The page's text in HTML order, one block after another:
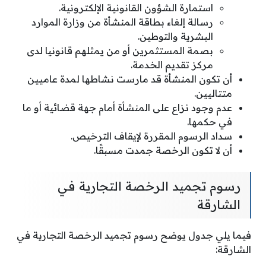
استمارة الشؤون القانونية الإلكترونية.
رسالة إلغاء بطاقة المنشأة من وزارة الموارد
البشرية والتوطين.
بصمة المستثمرين أو من يمثلهم قانونيا لدى
مركز تقديم الخدمة.
أن تكون المنشأة قد مارست نشاطها لمدة عاميين
متتاليين.
عدم وجود نزاع على المنشأة أمام جهة قضائية أو ما
في حكمها.
سداد الرسوم المقررة لإيقاف الترخيص.
أن لا تكون الرخصة جمدت مسبقًا.
رسوم تجميد الرخصة التجارية في
الشارقة
فيما يلي جدول يوضح رسوم تجميد الرخصة التجارية في
الشارقة: